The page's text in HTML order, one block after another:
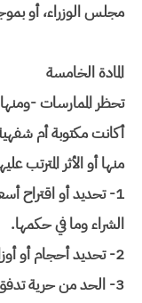
مجلس الوزراء، أو
المادة الخامسة
تحظر الممارسات -
أكانت مكتوبة أم
منها أو الأثر المترتب
1- تحديد أو اقتراح
الشراء وما في حكمها.
2- تحديد أحجام أو أوزان أو كميات إنتاج السلع أو أداء الخدمات.
3- الحد من حرية